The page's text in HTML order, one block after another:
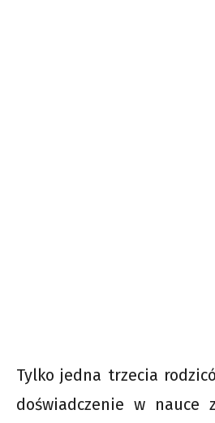
Tylko jedna trzecia
doświadczenie w nauce